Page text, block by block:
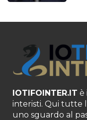
IOTIFOINTER.IT è
interisti. Qui tutte
uno sguardo al